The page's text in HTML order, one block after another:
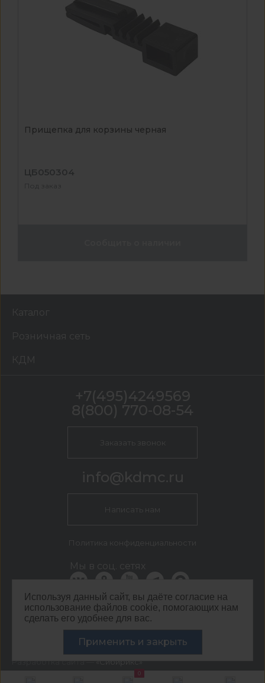
0
Прищепка для корзины черная
ЦБ050304
Под заказ
Используя данный сайт, вы даёте согласие на
использование файлов cookie, помогающих нам
сделать его удобнее для вас.
Применить и закрыть
Каталог
Розничная сеть
КДМ
КДМ Москва
г. Москва, Кавказский бульвар, 54
+7(495)4249569
8(800) 770-08-54
Заказать звонок
info@kdmc.ru
Написать нам
Политика конфиденциальности
Мы в соц. сетях
ООО ЦЕНТР КДМ. ИНН: 3661037157 ОГРН: 1063667287551
Разработка сайта —«Сибирикс»